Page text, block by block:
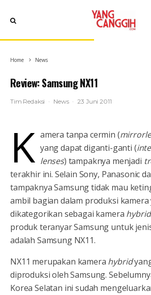
Home News
Review: Samsung NX11
Tim Redaksi · News · 23 Juni 2011
K amera tanpa cermin (
yang dapat diganti-ganti (
lenses) tampaknya menjadi
terakhir ini. Selain Sony, Panasonic
tampaknya Samsung tidak mau
ambil bagian dalam produksi kamera
dikategorikan sebagai kamera hybrid
produk teranyar Samsung untuk
adalah Samsung NX11.
NX11 merupakan kamera hybrid
diproduksi oleh Samsung.
Korea Selatan ini sudah